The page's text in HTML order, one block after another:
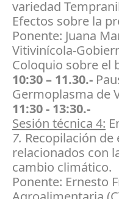
variedad
Efectos sobre la
Ponente: Juana
Vitivinícola-
Coloquio sobre el
10:30 – 11.30.-
Germoplasma de
11:30 - 13:30.-
Sesión técnica 4:
7. Recopilación
relacionados con
cambio climático.
Ponente: Ernesto